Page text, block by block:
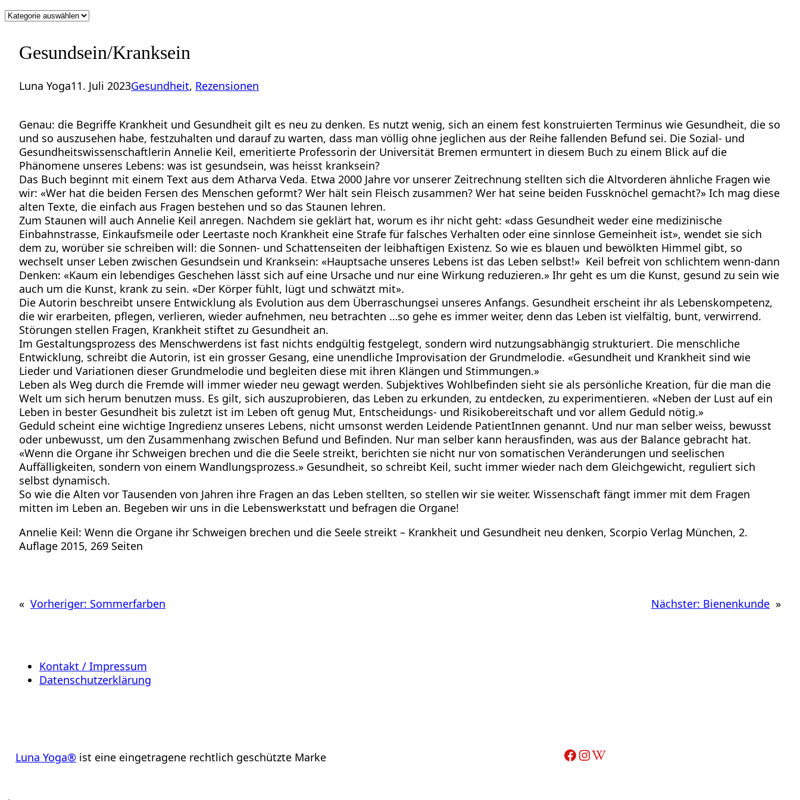
Kategorien
Gesundsein/Kranksein
Luna Yoga11. Juli 2023Gesundheit, Rezensionen
Genau: die Begriffe Krankheit und Gesundheit gilt es neu zu denken. Es nutzt wenig, sich an einem fest konstruierten Terminus wie Gesundheit, die so
und so auszusehen habe, festzuhalten und darauf zu warten, dass man völlig ohne jeglichen aus der Reihe fallenden Befund sei. Die Sozial- und
Gesundheitswissenschaftlerin Annelie Keil, emeritierte Professorin der Universität Bremen ermuntert in diesem Buch zu einem Blick auf die
Phänomene unseres Lebens: was ist gesundsein, was heisst kranksein?
Das Buch beginnt mit einem Text aus dem Atharva Veda. Etwa 2000 Jahre vor unserer Zeitrechnung stellten sich die Altvorderen ähnliche Fragen wie
wir: «Wer hat die beiden Fersen des Menschen geformt? Wer hält sein Fleisch zusammen? Wer hat seine beiden Fussknöchel gemacht?» Ich mag diese
alten Texte, die einfach aus Fragen bestehen und so das Staunen lehren.
Zum Staunen will auch Annelie Keil anregen. Nachdem sie geklärt hat, worum es ihr nicht geht: «dass Gesundheit weder eine medizinische
Einbahnstrasse, Einkaufsmeile oder Leertaste noch Krankheit eine Strafe für falsches Verhalten oder eine sinnlose Gemeinheit ist», wendet sie sich
dem zu, worüber sie schreiben will: die Sonnen- und Schattenseiten der leibhaftigen Existenz. So wie es blauen und bewölkten Himmel gibt, so
wechselt unser Leben zwischen Gesundsein und Kranksein: «Hauptsache unseres Lebens ist das Leben selbst!» Keil befreit von schlichtem wenn-dann
Denken: «Kaum ein lebendiges Geschehen lässt sich auf eine Ursache und nur eine Wirkung reduzieren.» Ihr geht es um die Kunst, gesund zu sein wie
auch um die Kunst, krank zu sein. «Der Körper fühlt, lügt und schwätzt mit».
Die Autorin beschreibt unsere Entwicklung als Evolution aus dem Überraschungsei unseres Anfangs. Gesundheit erscheint ihr als Lebenskompetenz,
die wir erarbeiten, pflegen, verlieren, wieder aufnehmen, neu betrachten …so gehe es immer weiter, denn das Leben ist vielfältig, bunt, verwirrend.
Störungen stellen Fragen, Krankheit stiftet zu Gesundheit an.
Im Gestaltungsprozess des Menschwerdens ist fast nichts endgültig festgelegt, sondern wird nutzungsabhängig strukturiert. Die menschliche
Entwicklung, schreibt die Autorin, ist ein grosser Gesang, eine unendliche Improvisation der Grundmelodie. «Gesundheit und Krankheit sind wie
Lieder und Variationen dieser Grundmelodie und begleiten diese mit ihren Klängen und Stimmungen.»
Leben als Weg durch die Fremde will immer wieder neu gewagt werden. Subjektives Wohlbefinden sieht sie als persönliche Kreation, für die man die
Welt um sich herum benutzen muss. Es gilt, sich auszuprobieren, das Leben zu erkunden, zu entdecken, zu experimentieren. «Neben der Lust auf ein
Leben in bester Gesundheit bis zuletzt ist im Leben oft genug Mut, Entscheidungs- und Risikobereitschaft und vor allem Geduld nötig.»
Geduld scheint eine wichtige Ingredienz unseres Lebens, nicht umsonst werden Leidende PatientInnen genannt. Und nur man selber weiss, bewusst
oder unbewusst, um den Zusammenhang zwischen Befund und Befinden. Nur man selber kann herausfinden, was aus der Balance gebracht hat.
«Wenn die Organe ihr Schweigen brechen und die die Seele streikt, berichten sie nicht nur von somatischen Veränderungen und seelischen
Auffälligkeiten, sondern von einem Wandlungsprozess.» Gesundheit, so schreibt Keil, sucht immer wieder nach dem Gleichgewicht, reguliert sich
selbst dynamisch.
So wie die Alten vor Tausenden von Jahren ihre Fragen an das Leben stellten, so stellen wir sie weiter. Wissenschaft fängt immer mit dem Fragen
mitten im Leben an. Begeben wir uns in die Lebenswerkstatt und befragen die Organe!
Annelie Keil: Wenn die Organe ihr Schweigen brechen und die Seele streikt – Krankheit und Gesundheit neu denken, Scorpio Verlag München, 2.
Auflage 2015, 269 Seiten
« Vorheriger: Sommerfarben Nächster: Bienenkunde »
Kontakt / Impressum
Datenschutzerklärung
Luna Yoga® ist eine eingetragene rechtlich geschützte Marke Facebook InstagramWikipedia-Artikel über Adelheid Ohlig